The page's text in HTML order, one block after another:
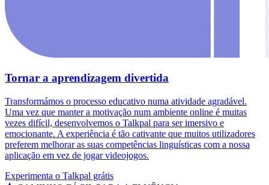
Tornar a aprendizagem divertida
Transformámos o processo educativo numa atividade agradável.
Uma vez que manter a motivação num ambiente online é muitas
vezes difícil, desenvolvemos o Talkpal para ser imersivo e
emocionante. A experiência é tão cativante que muitos utilizadores
preferem melhorar as suas competências linguísticas com a nossa
aplicação em vez de jogar videojogos.
Experimenta o Talkpal grátis